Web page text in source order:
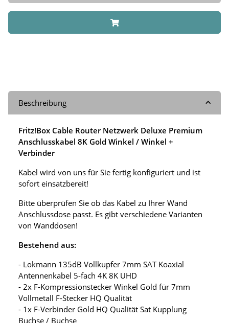
Beschreibung
Fritz!Box Cable Router Netzwerk Deluxe Premium
Anschlusskabel 8K Gold Winkel / Winkel +
Verbinder
Kabel wird von uns für Sie fertig konfiguriert und ist
sofort einsatzbereit!
Bitte überprüfen Sie ob das Kabel zu Ihrer Wand
Anschlussdose passt. Es gibt verschiedene Varianten
von Wanddosen!
Bestehend aus:
- Lokmann 135dB Vollkupfer 7mm SAT Koaxial
Antennenkabel 5-fach 4K 8K UHD
- 2x F-Kompressionstecker Winkel Gold für 7mm
Vollmetall F-Stecker HQ Qualität
- 1x F-Verbinder Gold HQ Qualität Sat Kupplung
Buchse / Buchse